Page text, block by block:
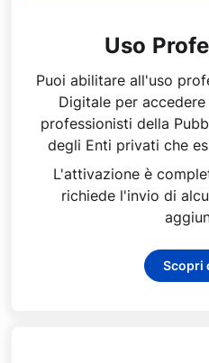
Uso
Puoi abilitare all'uso
Digitale per
professionisti della
degli Enti privati che
L'attivazione è
richiede l'invio di
Scopri